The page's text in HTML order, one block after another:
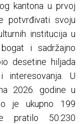
kantona u prvoj
potvrđivati svoju
institucija u
i sadržajno
desetine hiljada
interesovanja. U
2026. godine u
je ukupno 199
pratilo 50.230